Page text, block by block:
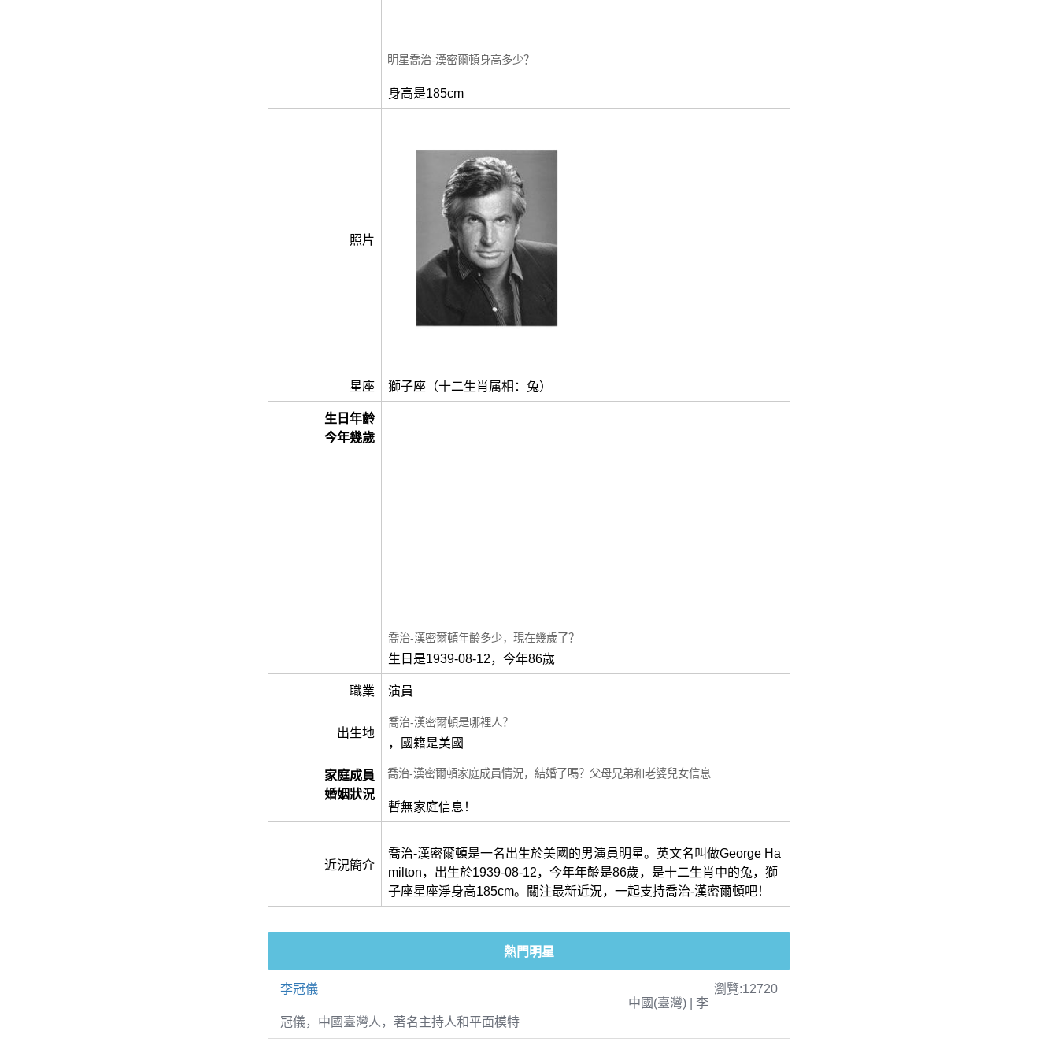
明星喬治-漢密爾頓身高多少？
身高是185cm
照片
星座 獅子座（十二生肖属相：兔）
生日年齡
今年幾歲
喬治-漢密爾頓年齡多少，現在幾歲了？
生日是1939-08-12，今年86歲
職業 演員
出生地
喬治-漢密爾頓是哪裡人？
，國籍是美國
家庭成員
婚姻狀況
喬治-漢密爾頓家庭成員情況，結婚了嗎？父母兄弟和老婆兒女信息
暫無家庭信息！
近況簡介
喬治-漢密爾頓是一名出生於美國的男演員明星。英文名叫做George Ha
milton，出生於1939-08-12，今年年齡是86歲，是十二生肖中的兔，獅
子座星座淨身高185cm。關注最新近況，一起支持喬治-漢密爾頓吧！
熱門明星
李冠儀
瀏覽:12720
中國(臺灣) | 李
冠儀，中國臺灣人，著名主持人和平面模特